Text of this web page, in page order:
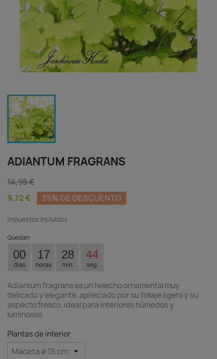
ADIANTUM FRAGRANS
14,95 €
9,72 €
35% DE DESCUENTO
Impuestos incluidos
Quedan:
00
días
17
horas
28
min.
44
seg.
Adiantum fragrans es un helecho ornamental muy
delicado y elegante, apreciado por su follaje ligero y su
aspecto fresco, ideal para interiores húmedos y
luminosos.
Plantas de interior